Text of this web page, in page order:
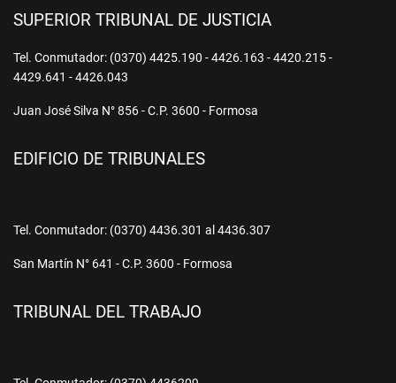
SUPERIOR TRIBUNAL DE JUSTICIA
Tel. Conmutador: (0370) 4425.190 - 4426.163 - 4420.215 -
4429.641 - 4426.043
Juan José Silva N° 856 - C.P. 3600 - Formosa
EDIFICIO DE TRIBUNALES
Tel. Conmutador: (0370) 4436.301 al 4436.307
San Martín N° 641 - C.P. 3600 - Formosa
TRIBUNAL DEL TRABAJO